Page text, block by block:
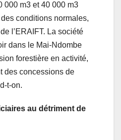
000 m3 et 40 000 m3
conditions normales,
l’ERAIFT. La société
dans le Mai-Ndombe
forestière en activité,
des concessions de
t-on.
au détriment de